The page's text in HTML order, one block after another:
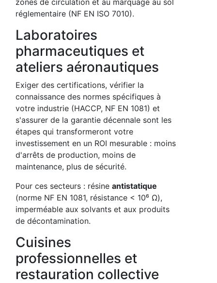
réglementaire (NF EN ISO 7010).
Laboratoires
pharmaceutiques et
ateliers aéronautiques
Exiger des certifications, vérifier la
connaissance des normes spécifiques à
votre industrie (HACCP, NF EN 1081) et
s'assurer de la garantie décennale sont les
étapes qui transformeront votre
investissement en un ROI mesurable : moins
d'arrêts de production, moins de
maintenance, plus de sécurité.
Pour ces secteurs : résine antistatique
(norme NF EN 1081, résistance < 10⁶ Ω),
imperméable aux solvants et aux produits
de décontamination.
Cuisines
professionnelles et
restauration collective